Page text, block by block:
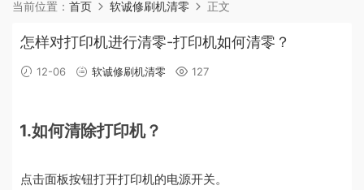
当前位置： 首页 软诚修刷机清零 正文
怎样对打印机进行清零-打印机如何清零？
12-06 软诚修刷机清零 127
1.如何清除打印机？
点击面板按钮打开打印机的电源开关。